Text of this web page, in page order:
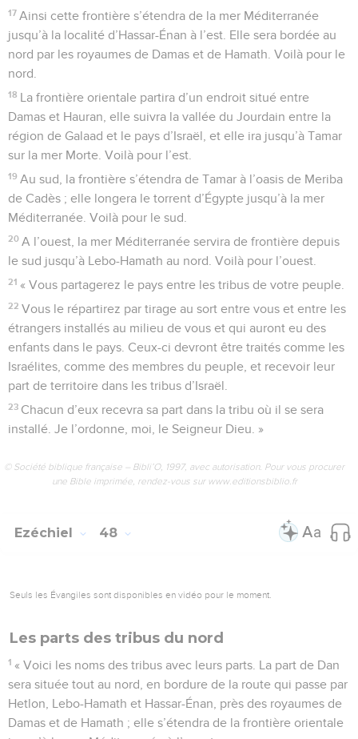
Paramètres de lecture
Afficher les numéros de versets
Mode dyslexique
Désactivé
Police d'écriture
Serif Sans-serif
Taille de texte
conception du processus d’affichage DYS.
part de Benjamin ira de la frontière orientale jusqu’à la mer
Le long de la part de Benjamin, de l’est à l’ouest, se
trouvera la part de Siméon,
25 le long de celle de Siméon, celle d’Issakar,
26 le long de celle d’Issakar, celle de Zabulon,
27 le long de celle de Zabulon, toujours de l’est à l’ouest,
celle de Gad.
28
La frontière sud de Gad sera la frontière du pays. Elle
s’étendra de Tamar, à l’est, à l’oasis de Meriba de Cadès,
puis elle longera le torrent d’Égypte jusqu’à la mer
Méditerranée.
29 C’est ainsi que vous répartirez le pays entre les tribus
d’Israël et que vous fixerez leurs territoires respectifs. Je
l’ordonne, moi, le Seigneur Dieu. »
Les douze portes de Jérusalem
30 « Voici quelles seront les entrées de la ville, dont chacune
portera le nom d’une tribu d’Israël. Au nord le mur, long de
quatre mille cinq cents mesures, comptera trois portes : la
porte de Ruben, celle de Juda et celle de Lévi.
mesures avec trois portes : la porte de Joseph, celle de
Au sud il y aura un mur de même longueur avec trois
portes : la porte de Siméon, celle d’Issakar et celle de
également trois portes : la porte de Gad, celle d’Asser et
35 La longueur totale des murs qui entoureront la ville sera
de dix-huit mille mesures. « Dès lors, on appellera la ville :
“Le Seigneur-est-là” ».
© Société biblique française – Bibli’O, 1997, avec autorisation. Pour vous procurer
Versions Strong Dictionnaire